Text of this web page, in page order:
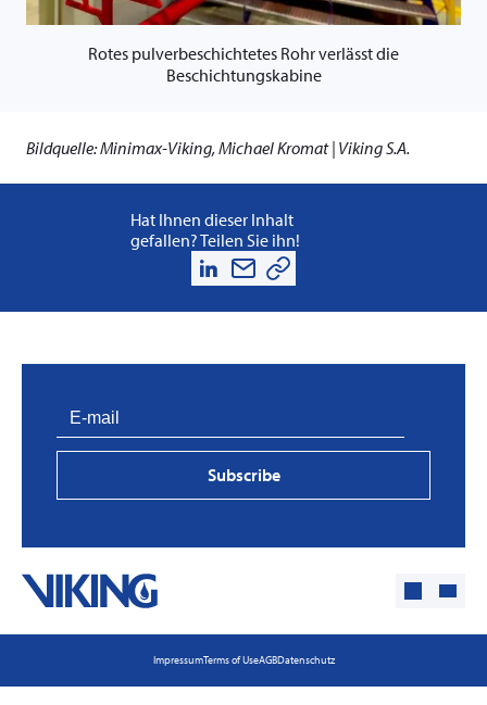
Rotes pulverbeschichtetes Rohr verlässt die
Beschichtungskabine
Bildquelle: Minimax-Viking, Michael Kromat | Viking S.A.
Hat Ihnen dieser Inhalt
gefallen? Teilen Sie ihn!
Subscribe
ImpressumTerms of UseAGBDatenschutz